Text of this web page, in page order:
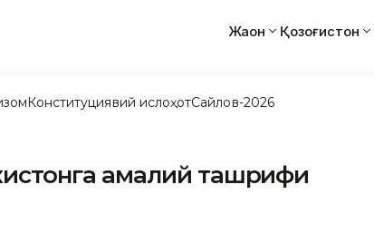
Жаҳон Қозоғистон
Конституциявий ислоҳотСайлов-2026
амалий ташрифи